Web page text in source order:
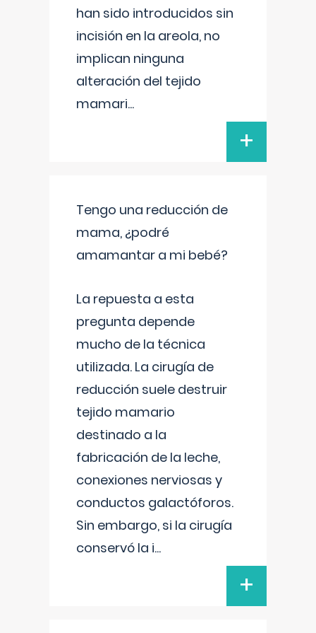
han sido introducidos sin
incisión en la areola, no
implican ninguna
alteración del tejido
mamari...
+
Tengo una reducción de
mama, ¿podré
amamantar a mi bebé?
La repuesta a esta
pregunta depende
mucho de la técnica
utilizada. La cirugía de
reducción suele destruir
tejido mamario
destinado a la
fabricación de la leche,
conexiones nerviosas y
conductos galactóforos.
Sin embargo, si la cirugía
conservó la i...
+